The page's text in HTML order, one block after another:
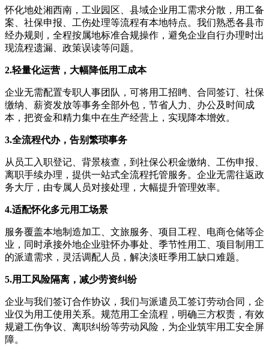
怀化地处湘西南，工业园区、县域企业用工需求分散，用工备
案、社保申报、工伤处理等流程有本地特点。我们熟悉各县市
经办规则，全程按属地标准合规操作，避免企业自行办理时出
现流程遗漏、政策误读等问题。
2.轻量化运营，大幅降低用工成本
企业无需配置专职人事团队，可将用工招䀻、合同签订、社保
缴纳、薪资发放等事务全部外包，节省人力、办公及时间成
本，把资金和精力集中在生产经营上，实现降本增效。
3.全流程代办，告别繁琐事务
从员工入职登记、背景核查，到社保公积金缴纳、工伤申报、
离职手续办理，提供一站式全流程托管服务。企业无需往返政
务大厅，由专属人员对接处理，大幅提升管理效率。
4.适配怀化多元用工场景
服务覆盖本地制造加工、文旅服务、项目工程、电商仓储等企
业，同时承接外地企业驻怀办事处、季节性用工、项目制用工
的派遣需求，灵活调配人员，解决淡旺季用工缺口难题。
5.用工风险隔离，减少劳资纠纷
企业与我们签订合作协议，我们与派遣员工签订劳动合同，企
业仅为用工使用关系。规范用工全流程，明确三方权责，有效
规避工伤争议、离职纠纷等劳动风险，为企业筑牢用工安全屏
障。